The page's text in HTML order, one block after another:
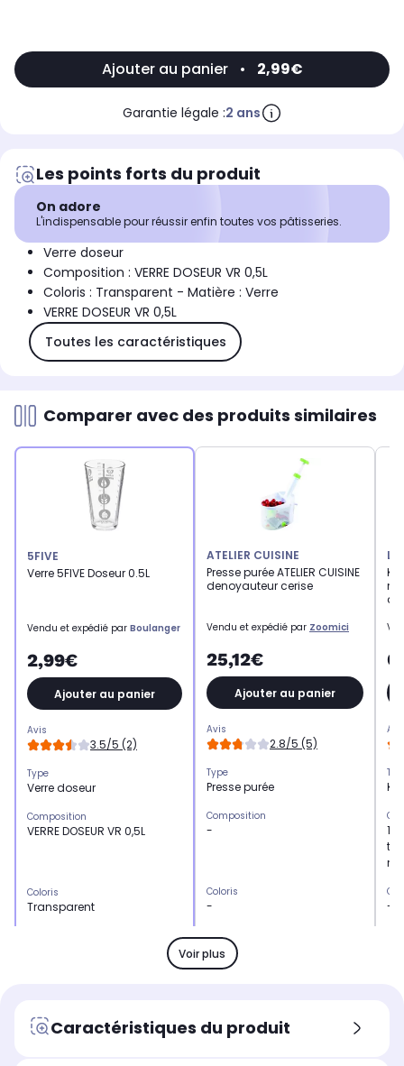
Ajouter au panier • 2,99€
Garantie légale :2 ans
Les points forts du produit
On adore
L'indispensable pour réussir enfin toutes vos pâtisseries.
Verre doseur
Composition : VERRE DOSEUR VR 0,5L
Coloris : Transparent - Matière : Verre
VERRE DOSEUR VR 0,5L
Toutes les caractéristiques
Comparer avec des produits similaires
5FIVE
Verre 5FIVE Doseur 0.5L
Vendu et expédié par Boulanger
2,99€
Ajouter au panier
Avis
3.5/5 (2)
Type
Verre doseur
Composition
VERRE DOSEUR VR 0,5L
Coloris
Transparent
ATELIER CUISINE
Presse purée ATELIER CUISINE
denoyauteur cerise
Vendu et expédié par Zoomici
25,12€
Ajouter au panier
Avis
2.8/5 (5)
Type
Presse purée
Composition
-
Coloris
-
Matière
Plastique
Kit
à
Kit
1
-
Voir plus
Caractéristiques du produit